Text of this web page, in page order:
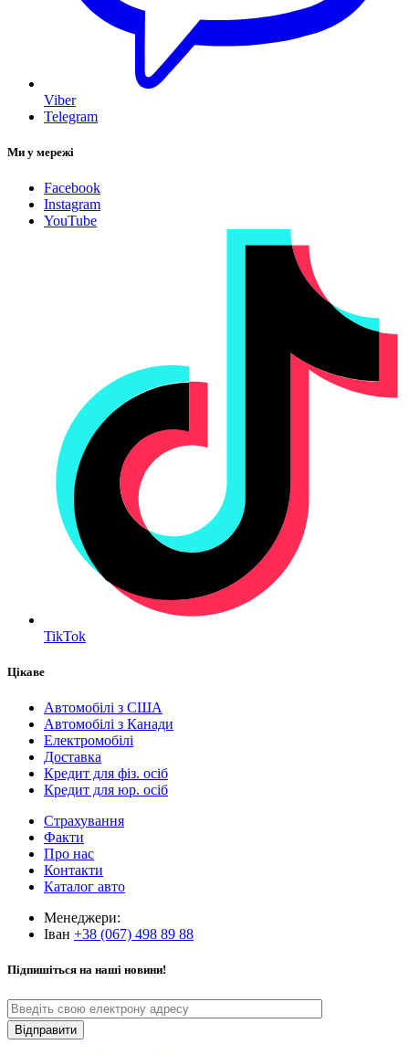
Viber
Telegram
Ми у мережі
Facebook
Instagram
YouTube
TikTok
Цікаве
Автомобілі з США
Автомобілі з Канади
Електромобілі
Доставка
Кредит для фіз. осіб
Кредит для юр. осіб
Страхування
Факти
Про нас
Контакти
Каталог авто
Менеджери:
Іван +38 (067) 498 89 88
Підпишіться на наші новини!